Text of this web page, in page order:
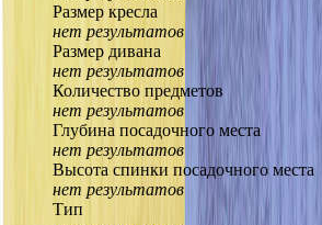
Размер кресла
нет результатов
Размер дивана
нет результатов
Количество предметов
нет результатов
Глубина посадочного места
нет результатов
Высота спинки посадочного места
нет результатов
Тип